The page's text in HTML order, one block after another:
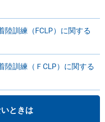
陸訓練（FCLP）に関する
陸訓練（ＦCLP）に関する
ときは